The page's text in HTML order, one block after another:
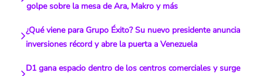
golpe sobre la mesa de Ara, Makro y más
¿Qué viene para Grupo Éxito? Su nuevo presidente anuncia
inversiones récord y abre la puerta a Venezuela
D1 gana espacio dentro de los centros comerciales y surge